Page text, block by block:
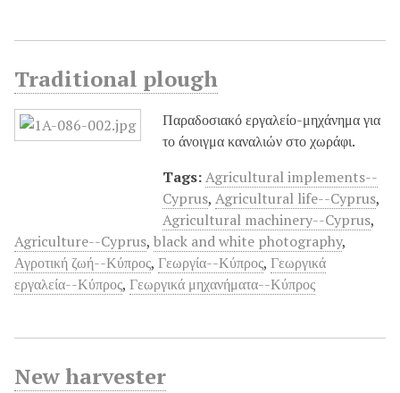
Traditional plough
Παραδοσιακό εργαλείο-μηχάνημα για
το άνοιγμα καναλιών στο χωράφι.
Tags:Agricultural implements--
Cyprus, Agricultural life--Cyprus,
Agricultural machinery--Cyprus,
Agriculture--Cyprus, black and white photography,
Αγροτική ζωή--Κύπρος, Γεωργία--Κύπρος, Γεωργικά
εργαλεία--Κύπρος, Γεωργικά μηχανήματα--Κύπρος
New harvester